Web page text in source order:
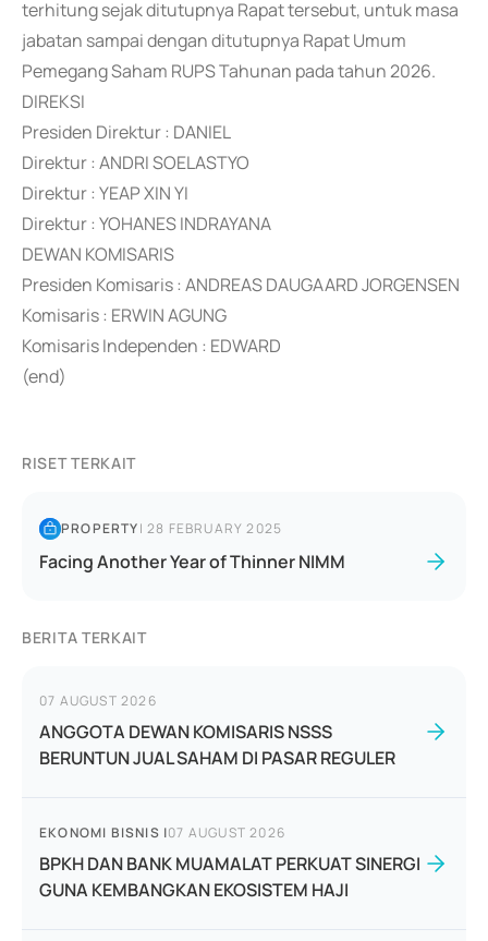
terhitung sejak ditutupnya Rapat tersebut, untuk masa
jabatan sampai dengan ditutupnya Rapat Umum
Pemegang Saham RUPS Tahunan pada tahun 2026.
DIREKSI
Presiden Direktur : DANIEL
Direktur : ANDRI SOELASTYO
Direktur : YEAP XIN YI
Direktur : YOHANES INDRAYANA
DEWAN KOMISARIS
Presiden Komisaris : ANDREAS DAUGAARD JORGENSEN
Komisaris : ERWIN AGUNG
Komisaris Independen : EDWARD
(end)
RISET TERKAIT
PROPERTY|28 FEBRUARY 2025
Facing Another Year of Thinner NIMM
BERITA TERKAIT
07 AUGUST 2026
ANGGOTA DEWAN KOMISARIS NSSS
BERUNTUN JUAL SAHAM DI PASAR REGULER
EKONOMI BISNIS |07 AUGUST 2026
BPKH DAN BANK MUAMALAT PERKUAT SINERGI
GUNA KEMBANGKAN EKOSISTEM HAJI